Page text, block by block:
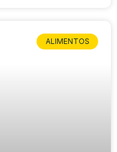
ALIMENTOS